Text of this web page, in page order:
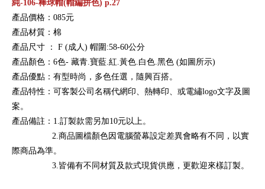
純-106-棒球帽(帽編拼色) p.27
產品價格：085元
產品材質：棉
產品尺寸
：
F (成人) 帽圍:58-60公分
產品顏色：6色- 藏青.寶藍.紅.黃色.白色.黑色 (如圖所示)
產品優點：有型時尚，多色任選，隨興百搭。
產品特性：可客製公司名稱代網印、熱轉印、或電繡logo文字及圖
案。
產品備註：1.訂製款需另加10元以上。
2.商品圖檔顏色因電腦螢幕設定差異會略有不同，以實
際商品為準。
3.皆備有不同材質及款式現貨供應，更歡迎來樣訂製。